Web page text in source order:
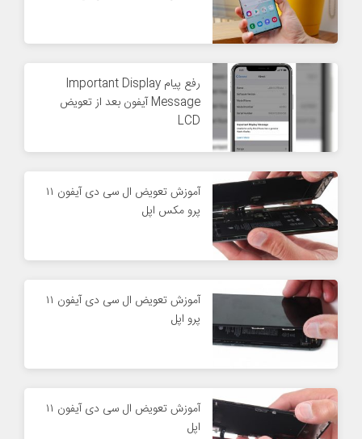
رفع پیام Important Display
Message آیفون بعد از تعویض
LCD
آموزش تعویض ال سی دی آیفون ۱۱
پرو مکس اپل
آموزش تعویض ال سی دی آیفون ۱۱
پرو اپل
آموزش تعویض ال سی دی آیفون ۱۱
اپل